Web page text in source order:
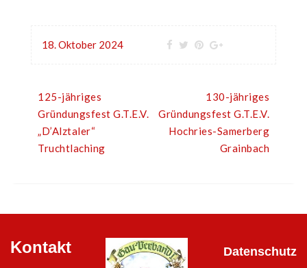
18. Oktober 2024
125-jähriges
Gründungsfest G.T.E.V.
„D’Alztaler“
Truchtlaching
130-jähriges
Gründungsfest G.T.E.V.
Hochries-Samerberg
Grainbach
Kontakt Datenschutz